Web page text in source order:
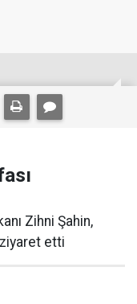
Zihni Şahin,
etti